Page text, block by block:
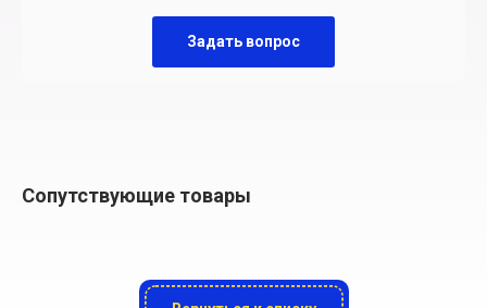
Задать вопрос
Сопутствующие товары